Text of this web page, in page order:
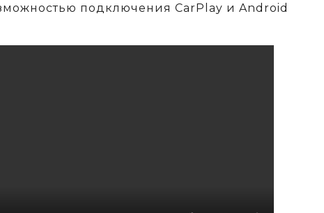
подключения CarPlay и Android